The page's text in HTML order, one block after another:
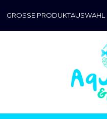
GROSSE PRODUKTAUSWAHL